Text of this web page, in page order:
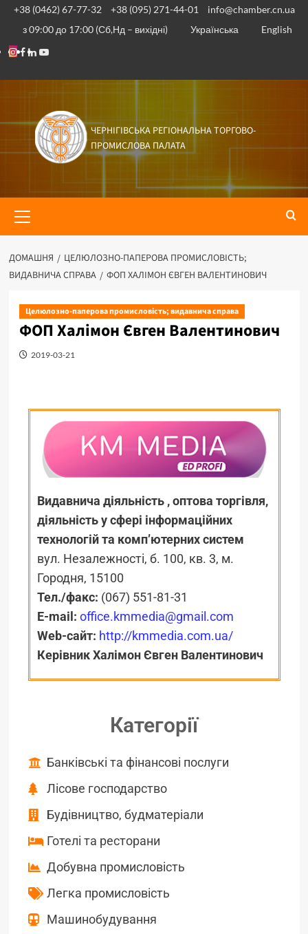
+38 (0462) 67-77-32 +38 (095) 271-44-01
info@chamber.cn.ua
з 09:00 до 17:00 (Сб,Нд – вихідні)
Українська English
ЧЕРНІГІВСЬКА РЕГІОНАЛЬНА ТОРГОВО-
ПРОМИСЛОВА ПАЛАТА
ДОМАШНЯ
ЦЕЛЮЛОЗНО-ПАПЕРОВА ПРОМИСЛОВІСТЬ;
ВИДАВНИЧА СПРАВА
ФОП ХАЛІМОН ЄВГЕН ВАЛЕНТИНОВИЧ
Целюлозно-паперова промисловість; видавнича справа
ФОП Халімон Євген Валентинович
2019-03-21
Видавнича діяльність , оптова торгівля,
діяльність у сфері інформаційних
технологій та комп’ютерних систем
вул. Незалежності, б. 100, кв. 3, м.
Городня, 15100
Тел./факс: (067) 551-81-31
E-mail: office.kmmedia@gmail.com
Web-сайт: http://kmmedia.com.ua/
Керівник Халімон Євген Валентинович
Категорії
Банківські та фінансові послуги
Лісове господарство
Будівництво, будматеріали
Готелі та ресторани
Добувна промисловість
Легка промисловість
Машинобудування